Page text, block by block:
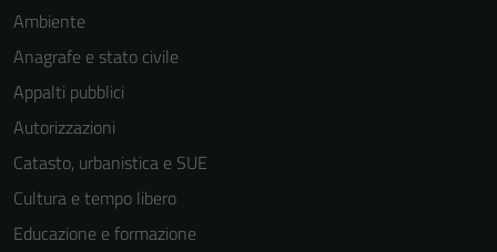
Ambiente
Anagrafe e stato civile
Appalti pubblici
Autorizzazioni
Catasto, urbanistica e SUE
Cultura e tempo libero
Educazione e formazione